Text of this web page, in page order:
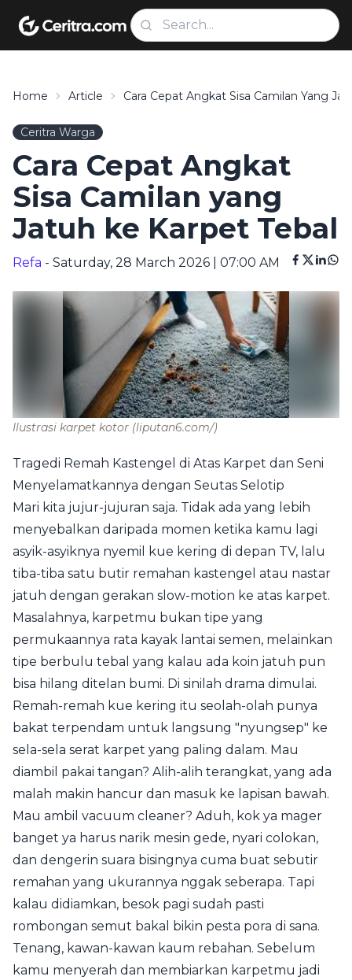
Home Article Cara Cepat Angkat Sisa Camilan Yang
Ceritra Warga
Cara Cepat Angkat
Sisa Camilan yang
Jatuh ke Karpet Tebal
Refa - Saturday, 28 March 2026 | 07:00 AM
Ilustrasi karpet kotor (liputan6.com/)
Tragedi Remah Kastengel di Atas Karpet dan Seni
Menyelamatkannya dengan Seutas Selotip
Mari kita jujur-jujuran saja. Tidak ada yang lebih
menyebalkan daripada momen ketika kamu lagi
asyik-asyiknya nyemil kue kering di depan TV, lalu
tiba-tiba satu butir remahan kastengel atau nastar
jatuh dengan gerakan slow-motion ke atas karpet.
Masalahnya, karpetmu bukan tipe yang
permukaannya rata kayak lantai semen, melainkan
tipe berbulu tebal yang kalau ada koin jatuh pun
bisa hilang ditelan bumi. Di sinilah drama dimulai.
Remah-remah kue kering itu seolah-olah punya
bakat terpendam untuk langsung "nyungsep" ke
sela-sela serat karpet yang paling dalam. Mau
diambil pakai tangan? Alih-alih terangkat, yang ada
malah makin hancur dan masuk ke lapisan bawah.
Mau ambil vacuum cleaner? Aduh, kok ya mager
banget ya harus narik mesin gede, nyari colokan,
dan dengerin suara bisingnya cuma buat sebutir
remahan yang ukurannya nggak seberapa. Tapi
kalau didiamkan, besok pagi sudah pasti
rombongan semut bakal bikin pesta pora di sana.
Tenang, kawan-kawan kaum rebahan. Sebelum
kamu menyerah dan membiarkan karpetmu jadi